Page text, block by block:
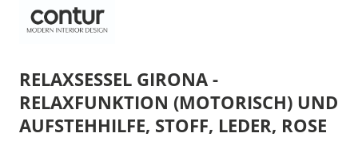
RELAXSESSEL GIRONA -
RELAXFUNKTION (MOTORISCH) UND
AUFSTEHHILFE, STOFF, LEDER, ROSE